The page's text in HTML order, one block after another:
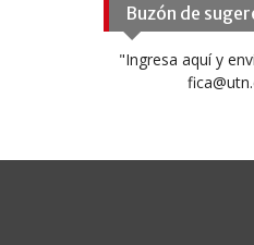
Buzón de
"Ingresa aquí y